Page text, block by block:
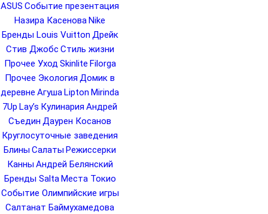
ASUS Событие презентация
Назира Касенова Nike
Бренды Louis Vuitton Дрейк
Стив Джобс Стиль жизни
Прочее Уход Skinlite Filorga
Прочее Экология Домик в
деревне Агуша Lipton Mirinda
7Up Lay’s Кулинария Андрей
Съедин Даурен Косанов
Круглосуточные заведения
Блины Салаты Режиссерки
Канны Андрей Белянский
Бренды Salta Места Токио
Событие Олимпийские игры
Салтанат Баймухамедова